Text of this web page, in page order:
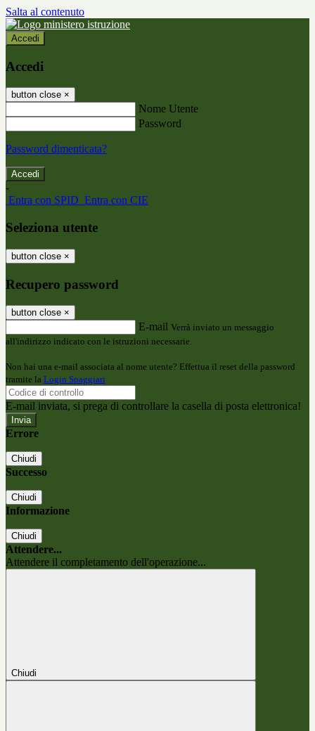
Salta al contenuto
Accedi
Accedi
button close ×
Nome Utente
Password
Password dimenticata?
-
Entra con SPID Entra con CIE
Seleziona utente
button close ×
Recupero password
button close ×
E-mail Verrà inviato un messaggio
all'indirizzo indicato con le istruzioni necessarie.
Non hai una e-mail associata al nome utente? Effettua il reset della password
tramite la Login Spaggiari
E-mail inviata, si prega di controllare la casella di posta elettronica!
Errore
Chiudi
Successo
Chiudi
Informazione
Chiudi
Attendere...
Attendere il completamento dell'operazione...
Chiudi